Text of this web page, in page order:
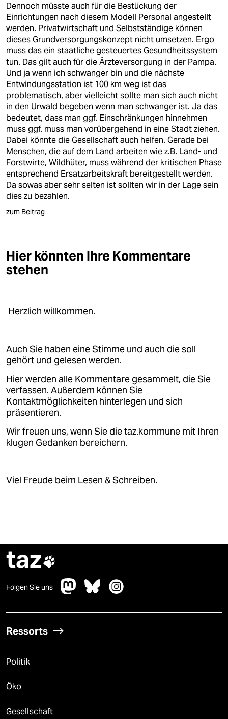
Dennoch müsste auch für die Bestückung der
Einrichtungen nach diesem Modell Personal angestellt
werden. Privatwirtschaft und Selbstständige können
dieses Grundversorgungskonzept nicht umsetzen. Ergo
muss das ein staatliche gesteuertes Gesundheitssystem
tun. Das gilt auch für die Ärzteversorgung in der Pampa.
Und ja wenn ich schwanger bin und die nächste
Entwindungsstation ist 100 km weg ist das
problematisch, aber vielleicht sollte man sich auch nicht
in den Urwald begeben wenn man schwanger ist. Ja das
bedeutet, dass man ggf. Einschränkungen hinnehmen
muss ggf. muss man vorübergehend in eine Stadt ziehen.
Dabei könnte die Gesellschaft auch helfen. Gerade bei
Menschen, die auf dem Land arbeiten wie z.B. Land- und
Forstwirte, Wildhüter, muss während der kritischen Phase
entsprechend Ersatzarbeitskraft bereitgestellt werden.
Da sowas aber sehr selten ist sollten wir in der Lage sein
dies zu bezahlen.
zum Beitrag
Hier könnten Ihre Kommentare
stehen
Herzlich willkommen.
Auch Sie haben eine Stimme und auch die soll
gehört und gelesen werden.
Hier werden alle Kommentare gesammelt, die Sie
verfassen. Außerdem können Sie
Kontaktmöglichkeiten hinterlegen und sich
präsentieren.
Wir freuen uns, wenn Sie die taz.kommune mit Ihren
klugen Gedanken bereichern.
Viel Freude beim Lesen & Schreiben.
taz
Folgen Sie uns
Ressorts
Politik
Öko
Gesellschaft